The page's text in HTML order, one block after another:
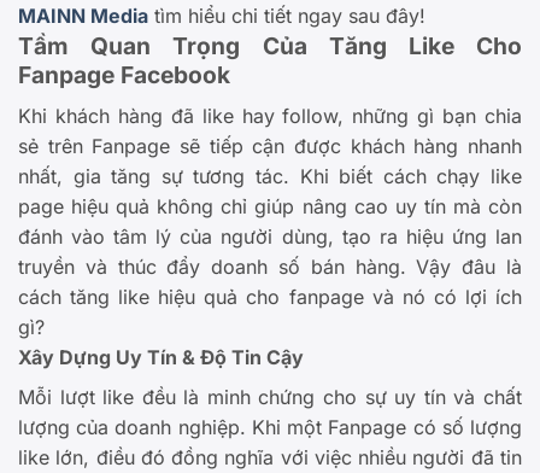
MAINN Media tìm hiểu chi tiết ngay sau đây!
Tầm Quan Trọng Của Tăng Like Cho
Fanpage Facebook
Khi khách hàng đã like hay follow, những gì bạn chia
sẻ trên Fanpage sẽ tiếp cận được khách hàng nhanh
nhất, gia tăng sự tương tác. Khi biết cách chạy like
page hiệu quả không chỉ giúp nâng cao uy tín mà còn
đánh vào tâm lý của người dùng, tạo ra hiệu ứng lan
truyền và thúc đẩy doanh số bán hàng. Vậy đâu là
cách tăng like hiệu quả cho fanpage và nó có lợi ích
gì?
Xây Dựng Uy Tín & Độ Tin Cậy
Mỗi lượt like đều là minh chứng cho sự uy tín và chất
lượng của doanh nghiệp. Khi một Fanpage có số lượng
like lớn, điều đó đồng nghĩa với việc nhiều người đã tin